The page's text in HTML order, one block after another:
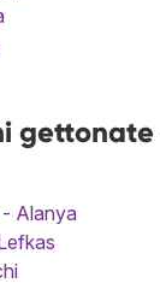
Alanya